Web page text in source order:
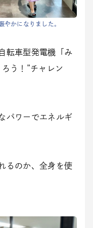
やかになりました。
転車型発電機「み
う！”チャレン
パワーでエネルギ
るのか、全身を使